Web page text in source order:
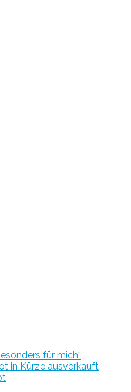
für mich“
in Kürze ausverkauft